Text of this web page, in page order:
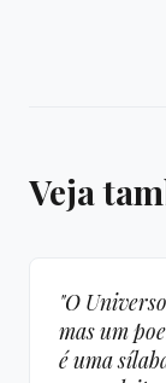
Veja
"O
mas um
é uma